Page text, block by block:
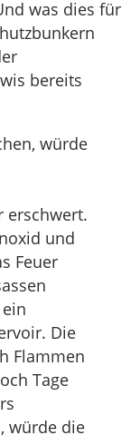
was dies für
bereits
würde
erschwert.
und
Feuer
Die
Flammen
Tage
würde die